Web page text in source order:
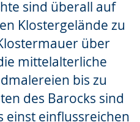
sind überall auf
Klostergelände zu
über
mittelalterliche
bis zu
des Barocks sind
einst einflussreichen